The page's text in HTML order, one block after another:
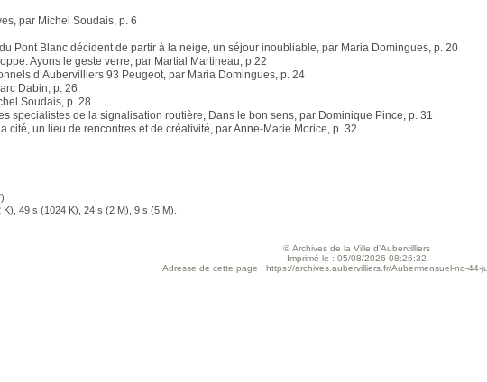
par Michel Soudais, p. 6
Pont Blanc décident de partir à la neige, un séjour inoubliable, par Maria Domingues, p. 20
Ayons le geste verre, par Martial Martineau, p.22
d’Aubervilliers 93 Peugeot, par Maria Domingues, p. 24
Dabin, p. 26
Soudais, p. 28
specialistes de la signalisation routière, Dans le bon sens, par Dominique Pince, p. 31
cité, un lieu de rencontres et de créativité, par Anne-Marie Morice, p. 32
49 s (1024 K), 24 s (2 M), 9 s (5 M).
© Archives de la Ville d’Aubervilliers
Imprimé le : 05/08/2026 08:26:32
Adresse de cette page : https://archives.aubervilliers.fr/Aubermensuel-no-44-